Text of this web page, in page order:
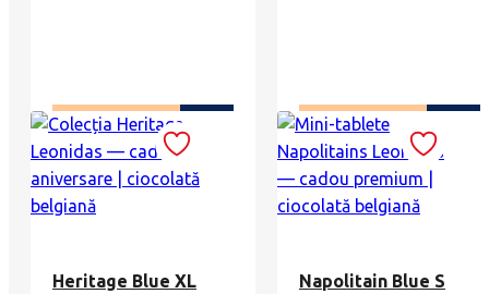
ADAUGĂ ÎN COȘ ADAUGĂ ÎN COȘ
Heritage Blue XL
Napolitain Blue S